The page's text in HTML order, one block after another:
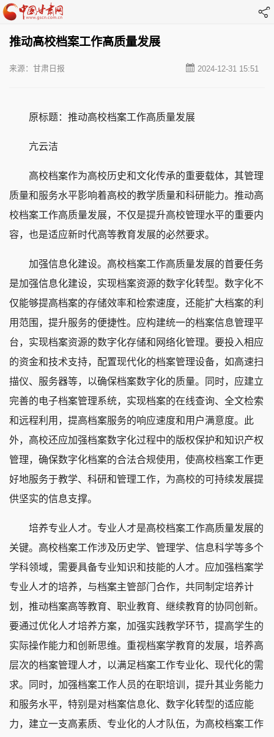
推动高校档案工作高质量发展
2024-12-31 15:51
来源：甘肃日报
原标题：推动高校档案工作高质量发展
亢云洁
高校档案作为高校历史和文化传承的重要载体，其管理
质量和服务水平影响着高校的教学质量和科研能力。推动高
校档案工作高质量发展，不仅是提升高校管理水平的重要内
容，也是适应新时代高等教育发展的必然要求。
加强信息化建设。高校档案工作高质量发展的首要任务
是加强信息化建设，实现档案资源的数字化转型。数字化不
仅能够提高档案的存储效率和检索速度，还能扩大档案的利
用范围，提升服务的便捷性。应构建统一的档案信息管理平
台，实现档案资源的数字化存储和网络化管理。要投入相应
的资金和技术支持，配置现代化的档案管理设备，如高速扫
描仪、服务器等，以确保档案数字化的质量。同时，应建立
完善的电子档案管理系统，实现档案的在线查询、全文检索
和远程利用，提高档案服务的响应速度和用户满意度。此
外，高校还应加强档案数字化过程中的版权保护和知识产权
管理，确保数字化档案的合法合规使用，使高校档案工作更
好地服务于教学、科研和管理工作，为高校的可持续发展提
供坚实的信息支撑。
培养专业人才。专业人才是高校档案工作高质量发展的
关键。高校档案工作涉及历史学、管理学、信息科学等多个
学科领域，需要具备专业知识和技能的人才。应加强档案学
专业人才的培养，与档案主管部门合作，共同制定培养计
划，推动档案高等教育、职业教育、继续教育的协同创新。
要通过优化人才培养方案，加强实践教学环节，提高学生的
实际操作能力和创新思维。重视档案学教育的发展，培养高
层次的档案管理人才，以满足档案工作专业化、现代化的需
求。同时，加强档案工作人员的在职培训，提升其业务能力
和服务水平，特别是对档案信息化、数字化转型的适应能
力，建立一支高素质、专业化的人才队伍，为高校档案工作